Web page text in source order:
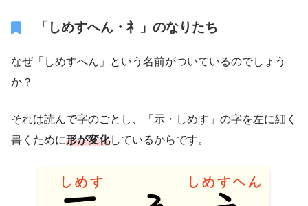
「しめすへん・礻」のなりたち
なぜ「しめすへん」という名前がついているのでしょう
か？
それは読んで字のごとし、「示・しめす」の字を左に細く
書くために形が変化しているからです。